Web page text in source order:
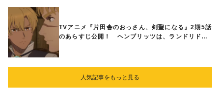
TVアニメ『片田舎のおっさん、剣聖になる』2期5話
のあらすじ公開！ ヘンブリッツは、ランドリドに
人気記事をもっと見る